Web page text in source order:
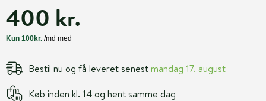
400 kr.
Bestil nu og få leveret senestmandag 17. august
Køb inden kl. 14 og hent samme dag